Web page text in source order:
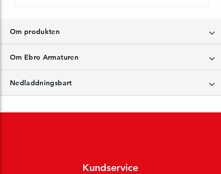
Om produkten
Om Ebro Armaturen
Nedladdningsbart
Kundservice